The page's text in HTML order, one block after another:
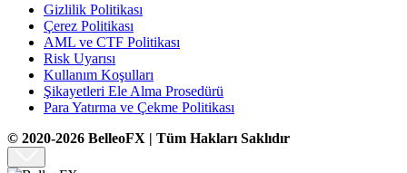
Gizlilik Politikası
Çerez Politikası
AML ve CTF Politikası
Risk Uyarısı
Kullanım Koşulları
Şikayetleri Ele Alma Prosedürü
Para Yatırma ve Çekme Politikası
© 2020-2026 BelleoFX | Tüm Hakları Saklıdır